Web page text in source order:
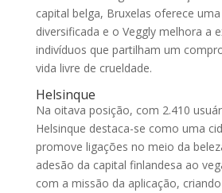
capital belga, Bruxelas oferece
diversificada e o Veggly melhora a
indivíduos que partilham um
vida livre de crueldade.
Helsinque
Na oitava posição, com 2.410
Helsinque destaca-se como uma
promove ligações no meio da
adesão da capital finlandesa ao
com a missão da aplicação,